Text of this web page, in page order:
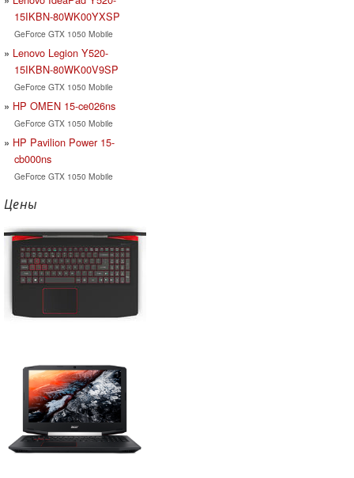
15IKBN-80WK00YXSP
GeForce GTX 1050 Mobile
Lenovo Legion Y520-
15IKBN-80WK00V9SP
GeForce GTX 1050 Mobile
HP OMEN 15-ce026ns
GeForce GTX 1050 Mobile
HP Pavilion Power 15-
cb000ns
GeForce GTX 1050 Mobile
Цены